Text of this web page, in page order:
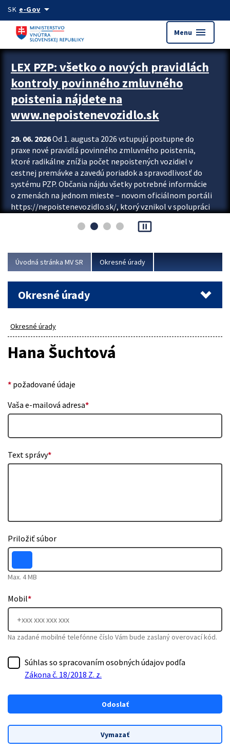
Preskocit na hlavný obsah
SK e-Govarrow_drop_down
Menu menu
Zastavit automatický posun upútavok
LEX PZP: všetko o nových pravidlách
kontroly povinného zmluvného
poistenia nájdete na
www.nepoistenevozidlo.sk
29. 06. 2026Od 1. augusta 2026 vstupujú postupne do
praxe nové pravidlá povinného zmluvného poistenia,
ktoré radikálne znížia počet nepoistených vozidiel v
cestnej premávke a zavedú poriadok a spravodlivosť do
systému PZP. Občania nájdu všetky potrebné informácie
o zmenách na jednom mieste – novom oficiálnom portáli
https://nepoistenevozidlo.sk/, ktorý vznikol v spolupráci
asociácie poisťovní (SLASPO) a Ministerstva vnútra SR.
Viac
pause_presentation
Úvodná stránka MV SR Okresné úrady
Okresné úrady
Okresné úrady
Hana Šuchtová
* požadované údaje
Vaša e-mailová adresa*
Text správy*
Priložiť súbor
Max. 4 MB
Mobil*
Na zadané mobilné telefónne číslo Vám bude zaslaný overovací kód.
Súhlas so spracovaním osobných údajov podľa
Zákona č. 18/2018 Z. z.